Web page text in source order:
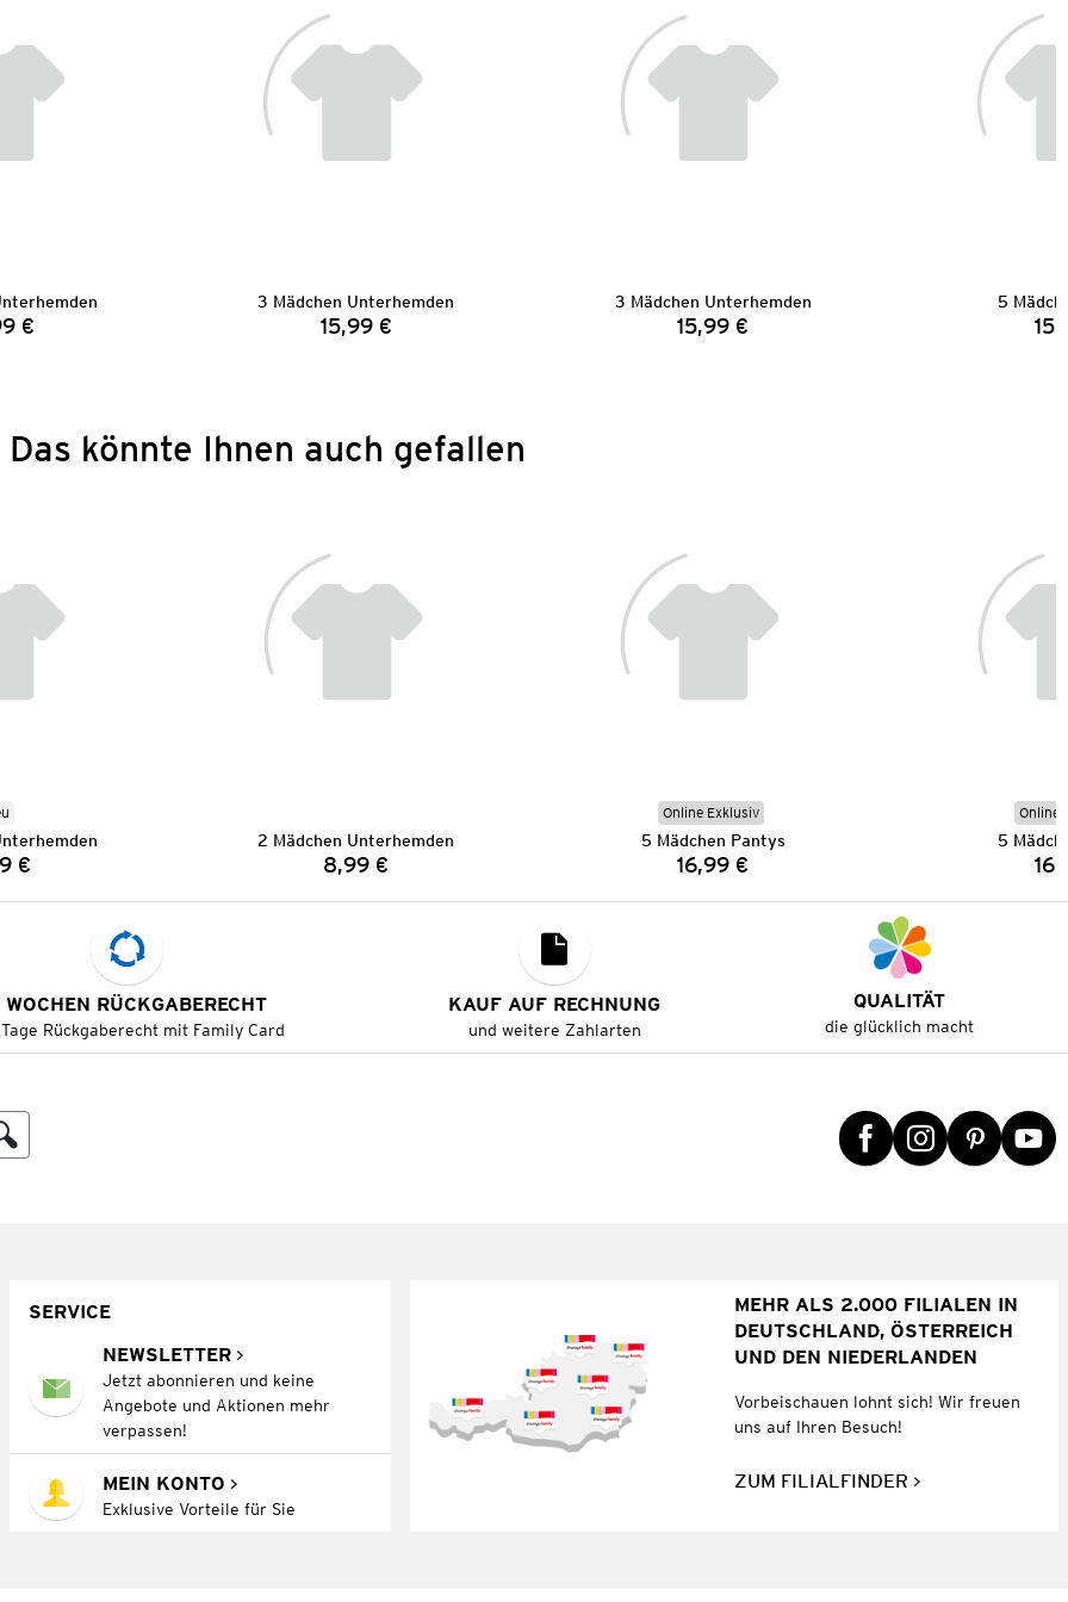
€
3 Mädchen Unterhemden
Preis:
15,99 €
3 Mädchen Unterhemden
Preis:
15,99 €
5
Das könnte Ihnen auch gefallen
€
2 Mädchen Unterhemden
Preis:
8,99 €
Online Exklusiv
5 Mädchen Pantys
Preis:
16,99 €
Online
5
RÜCKGABERECHT
Rückgaberecht mit Family Card
KAUF AUF RECHNUNG
und weitere Zahlarten
QUALITÄT
die glücklich macht
SERVICE
NEWSLETTER
Jetzt abonnieren und keine
Angebote und Aktionen mehr
verpassen!
MEIN KONTO
Exklusive Vorteile für Sie
MEHR ALS 2.000 FILIALEN IN
DEUTSCHLAND, ÖSTERREICH
UND DEN NIEDERLANDEN
Vorbeischauen lohnt sich! Wir freuen
uns auf Ihren Besuch!
ZUM FILIALFINDER